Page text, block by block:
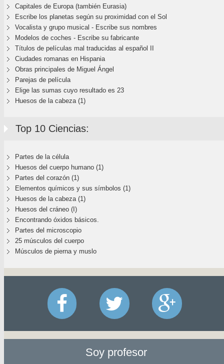
Capitales de Europa (también Eurasia)
Escribe los planetas según su proximidad con el Sol
Vocalista y grupo musical - Escribe sus nombres
Modelos de coches - Escribe su fabricante
Títulos de películas mal traducidas al español II
Ciudades romanas en Hispania
Obras principales de Miguel Ángel
Parejas de película
Elige las sumas cuyo resultado es 23
Huesos de la cabeza (1)
Top 10 Ciencias:
Partes de la célula
Huesos del cuerpo humano (1)
Partes del corazón (1)
Elementos químicos y sus símbolos (1)
Huesos de la cabeza (1)
Huesos del cráneo (I)
Encontrando óxidos básicos.
Partes del microscopio
25 músculos del cuerpo
Músculos de pierna y muslo
Soy profesor